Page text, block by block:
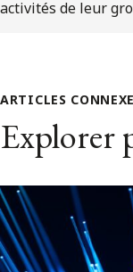
activités de leur
ARTICLES
Explorer